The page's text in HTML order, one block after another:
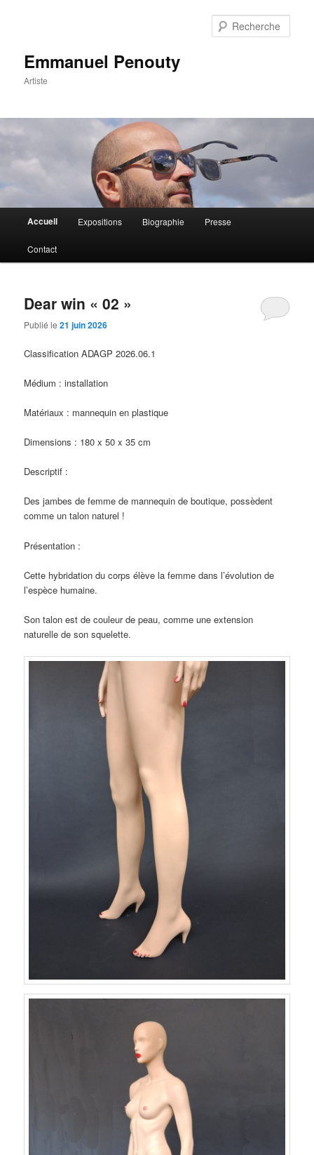
Emmanuel Penouty
Artiste
Aller
au
principal
Aller
au
secondaire
Accueil Expositions Biographie Presse
Contact
Dear win « 02 »
Publié le21 juin 2026
Classification ADAGP 2026.06.1
Médium : installation
Matériaux : mannequin en plastique
Dimensions : 180 x 50 x 35 cm
Descriptif :
Des jambes de femme de mannequin de boutique, possèdent
comme un talon naturel !
Présentation :
Cette hybridation du corps élève la femme dans l’évolution de
l’espèce humaine.
Son talon est de couleur de peau, comme une extension
naturelle de son squelette.